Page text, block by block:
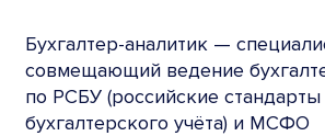
Бухгалтер-аналитик —
совмещающий ведение
по РСБУ (российские стандарты
бухгалтерского учёта) и МСФО